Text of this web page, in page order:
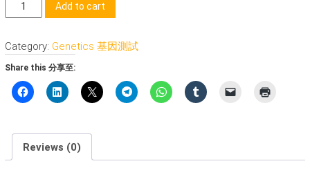
因
試
-
胞
檢
Add to cart
Category: Genetics 基因測試
Share this 分享至:
Reviews (0)